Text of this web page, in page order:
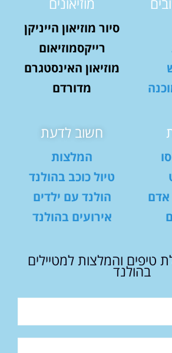
סיור מוזיאון הייניקן
רייקסמוזיאום
מוזיאון האינסטגרם
מדורדם
אדם
חשוב לדעת
המלצות
טיול כוכב בהולנד
הולנד עם ילדים
אירועים בהולנד
טיפים והמלצות למטיילים
בהולנד